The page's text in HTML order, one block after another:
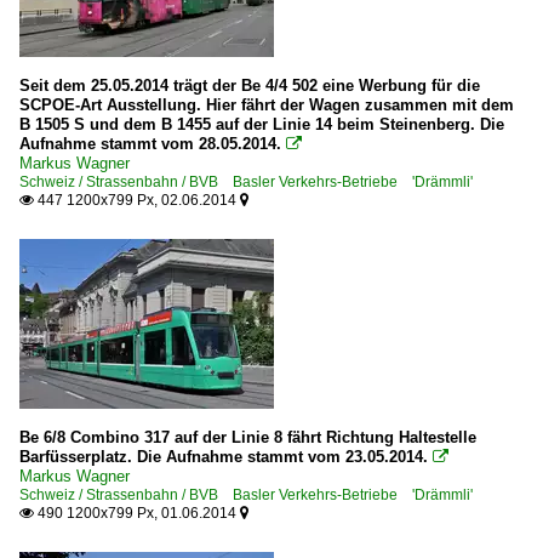
Seit dem 25.05.2014 trägt der Be 4/4 502 eine Werbung für die
SCPOE-Art Ausstellung. Hier fährt der Wagen zusammen mit dem
B 1505 S und dem B 1455 auf der Linie 14 beim Steinenberg. Die
Aufnahme stammt vom 28.05.2014. 
Markus Wagner
Schweiz / Strassenbahn / BVB Basler Verkehrs-Betriebe 'Drämmli'
 447 1200x799 Px, 02.06.2014 
Be 6/8 Combino 317 auf der Linie 8 fährt Richtung Haltestelle
Barfüsserplatz. Die Aufnahme stammt vom 23.05.2014. 
Markus Wagner
Schweiz / Strassenbahn / BVB Basler Verkehrs-Betriebe 'Drämmli'
 490 1200x799 Px, 01.06.2014 